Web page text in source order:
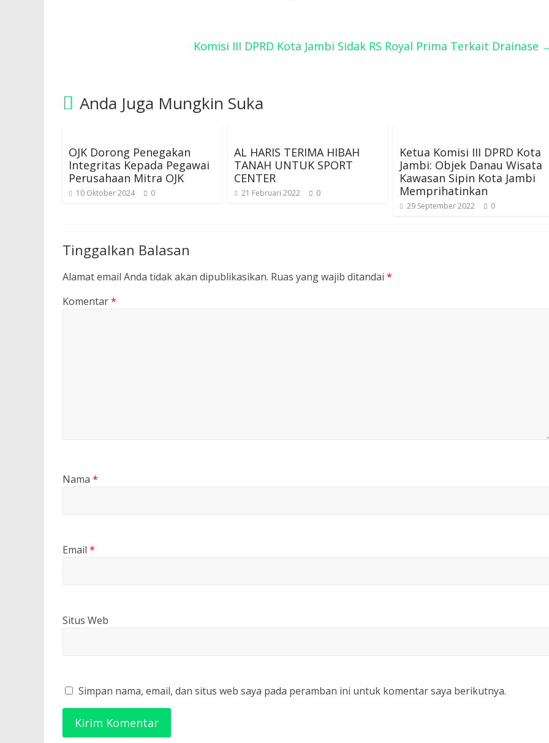
Komisi III DPRD Kota Jambi Sidak RS Royal Prima Terkait Drainase
Anda Juga Mungkin Suka
OJK Dorong Penegakan
Integritas Kepada Pegawai
Perusahaan Mitra OJK
10 Oktober 2024 0
AL HARIS TERIMA HIBAH
TANAH UNTUK SPORT
CENTER
21 Februari 2022 0
Ketua Komisi III DPRD Kota
Jambi: Objek Danau Wisata
Kawasan Sipin Kota Jambi
Memprihatinkan
29 September 2022 0
Tinggalkan Balasan
Alamat email Anda tidak akan dipublikasikan. Ruas yang wajib ditandai *
Komentar*
Nama *
Email *
Situs Web
Simpan nama, email, dan situs web saya pada peramban ini untuk komentar saya berikutnya.